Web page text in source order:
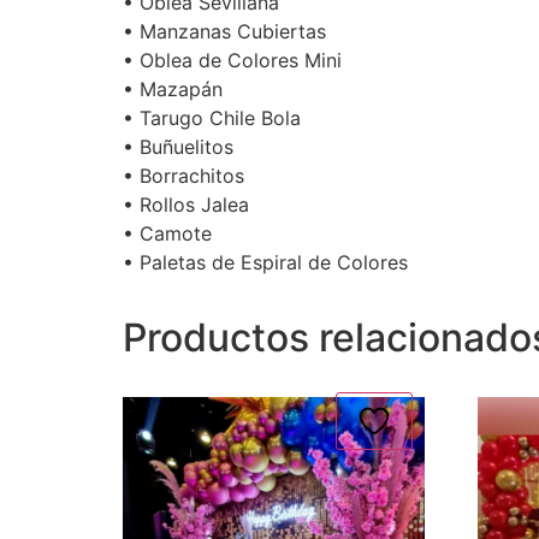
• Manzanas Cubiertas
• Oblea de Colores Mini
• Mazapán
• Tarugo Chile Bola
• Buñuelitos
• Borrachitos
• Rollos Jalea
• Camote
• Paletas de Espiral de Colores
Productos